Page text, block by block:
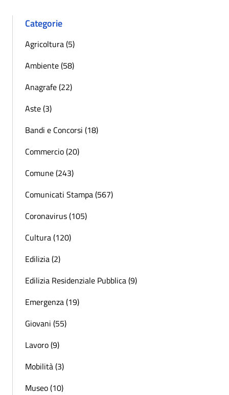
Categorie
Agricoltura (5)
Ambiente (58)
Anagrafe (22)
Aste (3)
Bandi e Concorsi (18)
Commercio (20)
Comune (243)
Comunicati Stampa (567)
Coronavirus (105)
Cultura (120)
Edilizia (2)
Edilizia Residenziale Pubblica (9)
Emergenza (19)
Giovani (55)
Lavoro (9)
Mobilità (3)
Museo (10)